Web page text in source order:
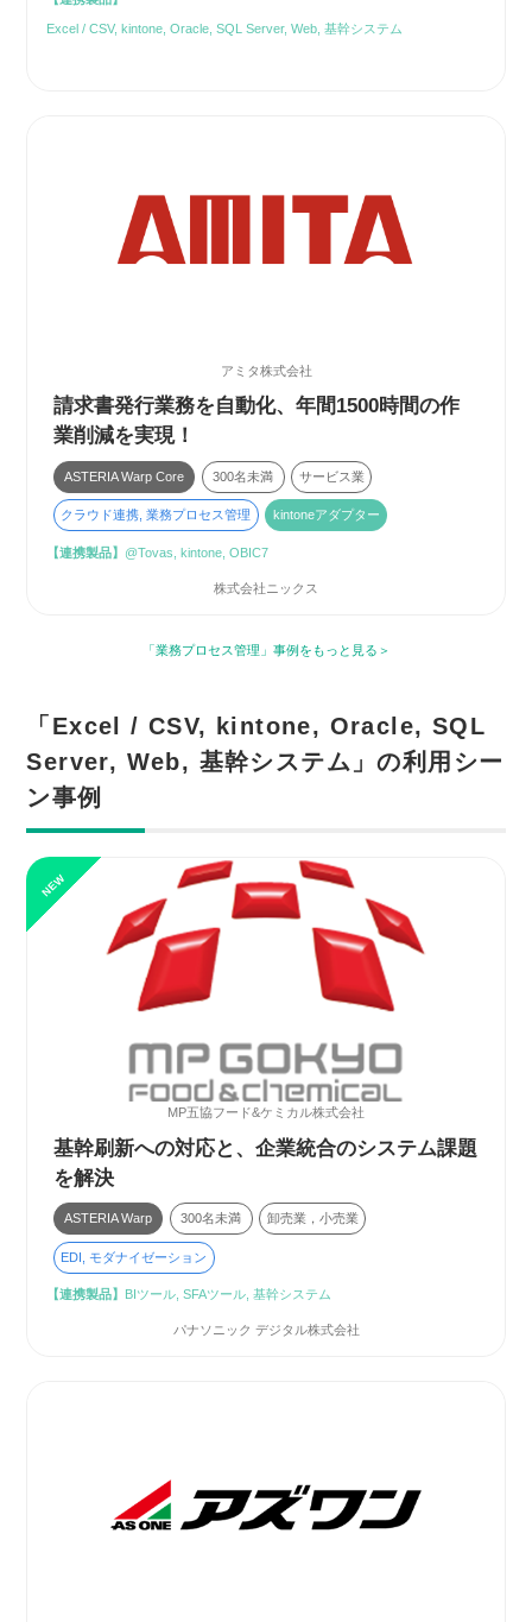
Excel / CSV, kintone, Oracle, SQL Server, Web, 基幹システム
アミタ株式会社
請求書発行業務を自動化、年間1500時間の作
業削減を実現！
ASTERIA Warp Core 300名未満 サービス業
クラウド連携, 業務プロセス管理 kintoneアダプター
【連携製品】 @Tovas, kintone, OBIC7
株式会社ニックス
「業務プロセス管理」事例をもっと見る
「Excel / CSV, kintone, Oracle, SQL
Server, Web, 基幹システム」の利用シー
ン事例
MP五協フード&ケミカル株式会社
基幹刷新への対応と、企業統合のシステム課題
を解決
ASTERIA Warp 300名未満 卸売業，小売業
EDI, モダナイゼーション
【連携製品】 BIツール, SFAツール, 基幹システム
パナソニック デジタル株式会社